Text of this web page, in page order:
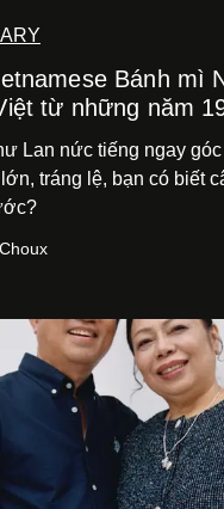
Bánh mì
từ những năm
Lan nức tiếng ngay
tráng lệ, bạn có biết